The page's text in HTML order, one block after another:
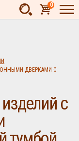
0
ДВЕРКАМИ С
с